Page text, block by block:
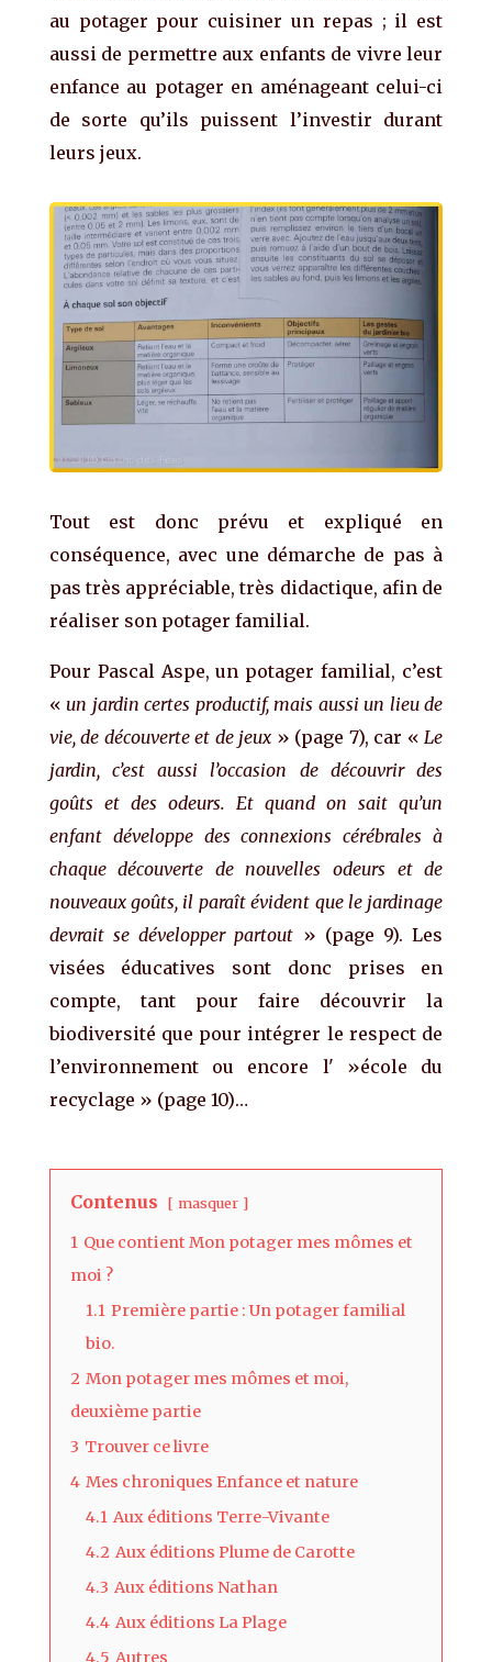
au potager pour cuisiner un repas ; il est
aussi de permettre aux enfants de vivre leur
enfance au potager en aménageant celui-ci
de sorte qu’ils puissent l’investir durant
leurs jeux.
Tout est donc prévu et expliqué en
conséquence, avec une démarche de pas à
pas très appréciable, très didactique, afin de
réaliser son potager familial.
Pour Pascal Aspe, un potager familial, c’est
« un jardin certes productif, mais aussi un lieu de
vie, de découverte et de jeux » (page 7), car « Le
jardin, c’est aussi l’occasion de découvrir des
goûts et des odeurs. Et quand on sait qu’un
enfant développe des connexions cérébrales à
chaque découverte de nouvelles odeurs et de
nouveaux goûts, il paraît évident que le jardinage
devrait se développer partout » (page 9). Les
visées éducatives sont donc prises en
compte, tant pour faire découvrir la
biodiversité que pour intégrer le respect de
l’environnement ou encore l' »école du
recyclage » (page 10)…
Contenus masquer
1 Que contient Mon potager mes mômes et
moi ?
1.1 Première partie : Un potager familial
bio.
2 Mon potager mes mômes et moi,
deuxième partie
3 Trouver ce livre
4 Mes chroniques Enfance et nature
4.1 Aux éditions Terre-Vivante
4.2 Aux éditions Plume de Carotte
4.3 Aux éditions Nathan
4.4 Aux éditions La Plage
4.5 Autres